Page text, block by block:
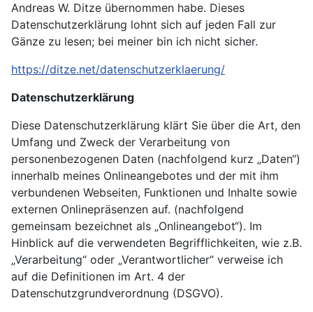
Andreas W. Ditze übernommen habe. Dieses
Datenschutzerklärung lohnt sich auf jeden Fall zur
Gänze zu lesen; bei meiner bin ich nicht sicher.
https://ditze.net/datenschutzerklaerung/
Datenschutzerklärung
Diese Datenschutzerklärung klärt Sie über die Art, den
Umfang und Zweck der Verarbeitung von
personenbezogenen Daten (nachfolgend kurz „Daten“)
innerhalb meines Onlineangebotes und der mit ihm
verbundenen Webseiten, Funktionen und Inhalte sowie
externen Onlinepräsenzen auf. (nachfolgend
gemeinsam bezeichnet als „Onlineangebot“). Im
Hinblick auf die verwendeten Begrifflichkeiten, wie z.B.
„Verarbeitung“ oder „Verantwortlicher“ verweise ich
auf die Definitionen im Art. 4 der
Datenschutzgrundverordnung (DSGVO).